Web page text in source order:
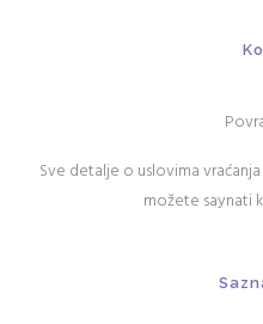
Sve detalje o uslovima
možete saynati